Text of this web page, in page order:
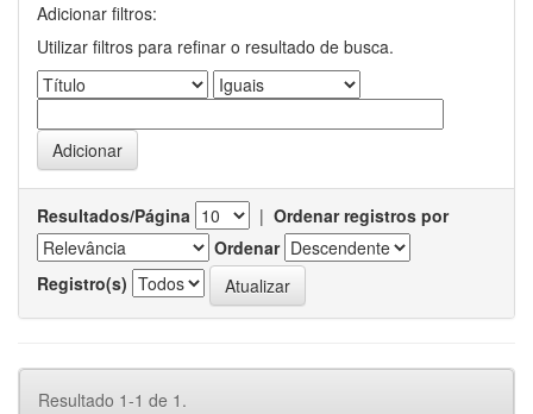
Adicionar filtros:
Utilizar filtros para refinar o resultado de busca.
Resultados/Página | Ordenar registros por
Ordenar
Registro(s)
Resultado 1-1 de 1.